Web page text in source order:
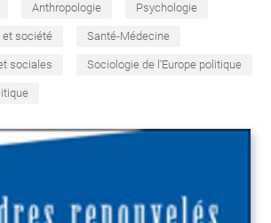
Anthropologie Psychologie
et société Santé-Médecine
sociales Sociologie de l'Europe politique